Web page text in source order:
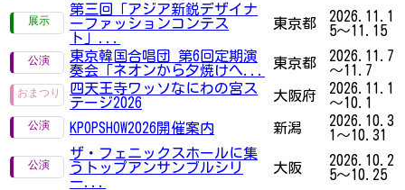
第三回「アジア新鋭デザイナ
ーファッションコンテス
ト」...
東京都
2026.11.1
5～11.15
東京韓国合唱団 第6回定期演
奏会「ネオンから夕焼けへ...
東京都
2026.11.7
～11.7
四天王寺ワッソなにわの宮ス
テージ2026
大阪府
2026.11.1
～10.1
KPOPSHOW2026開催案内
新潟
2026.10.3
1～10.31
ザ・フェニックスホールに集
うトップアンサンブルシリ
ー...
大阪
2026.10.2
5～10.25